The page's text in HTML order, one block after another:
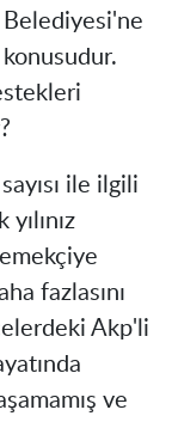
Belediyesi'ne
konusudur.
ile ilgili
fazlasını
Akp'li
ve